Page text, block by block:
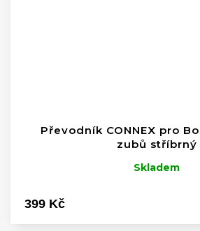
Převodník CONNEX pro
zubů stříbrný
Skladem
399 Kč